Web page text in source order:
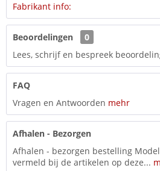
Fabrikant info:
Beoordelingen
0
Lees, schrijf en bespreek
FAQ
Vragen en Antwoorden mehr
Afhalen - Bezorgen
Afhalen - bezorgen bestelling
vermeld bij de artikelen op deze...